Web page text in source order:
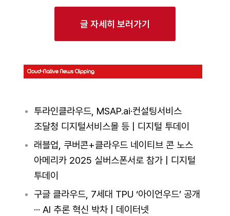
글 자세히 보러가기
투라인클라우드, MSAP.ai·컨설팅서비스
조달청 디지털서비스몰 등 | 디지털 투데이
래블업, 쿠버콘+클라우드 네이티브 콘 노스
아메리카 2025 실버스폰서로 참가 | 디지털
투데이
구글 클라우드, 7세대 TPU ‘아이언우드’ 공개
··· AI 추론 혁신 박차 | 데이터넷